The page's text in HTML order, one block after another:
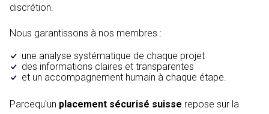
discrétion.
Nous garantissons à nos membres :
une analyse systématique de chaque projet
des informations claires et transparentes
et un accompagnement humain à chaque étape.
Parcequ'un placement sécurisé suisse repose sur la